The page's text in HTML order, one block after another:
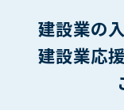
建設業の
建設業応
(6) 管理者が承認
(7) 公序良俗に反す
(8) 犯罪的行為に結
(9) その他、法律に